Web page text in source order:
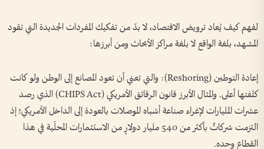
لفهم كيف يُعاد ترويض الاقتصاد، لا بدّ من تفكيك المفردات الجديدة التي تقود
المشهد، بلغة الواقع لا بلغة مراكز الأبحاث ومن أبرزها:
إعادة التوطين (Reshoring): والتي تعني أن تعود المصانع إلى الوطن ولو كانت
كلفتها أعلى. والمثال الأبرز قانون الرقائق الأمريكي (CHIPS Act) الذي رصد
عشرات المليارات لإغراء صناعة أشباه الموصلات بالعودة إلى الداخل الأمريكي؛ إذ
التزمت شركاتٌ بأكثر من 540 مليار دولارٍ من الاستثمارات المحلّية في هذا
القطاع وحده.